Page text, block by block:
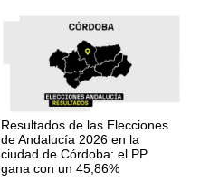
Resultados de las Elecciones
de Andalucía 2026 en la
ciudad de Córdoba: el PP
gana con un 45,86%